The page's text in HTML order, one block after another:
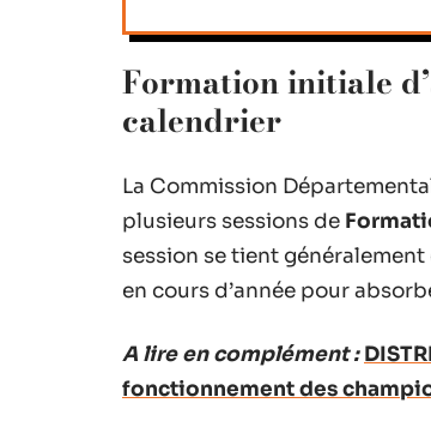
Formation initiale
calendrier
La Commission
plusieurs sessions de
session se tient
en cours d’année pour
A lire en complément :
fonctionnement des